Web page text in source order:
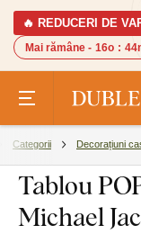
🔥 REDUCERI DE
Mai rămâne - 16o :
Categorii Decorațiuni
Tablou
Michael